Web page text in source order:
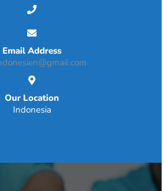
Email Address
Our Location
Indonesia